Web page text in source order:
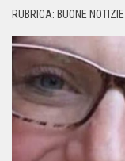
RUBRICA: BUONE NOTIZIE